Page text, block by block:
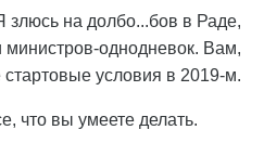
на долбо...бов в Раде,
министров-однодневок. Вам,
условия в 2019-м.
что вы умеете делать.